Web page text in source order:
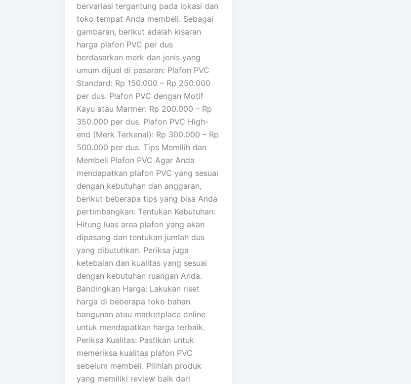
bervariasi tergantung pada lokasi dan
toko tempat Anda membeli. Sebagai
gambaran, berikut adalah kisaran
harga plafon PVC per dus
berdasarkan merk dan jenis yang
umum dijual di pasaran: Plafon PVC
Standard: Rp 150.000 – Rp 250.000
per dus. Plafon PVC dengan Motif
Kayu atau Marmer: Rp 200.000 – Rp
350.000 per dus. Plafon PVC High-
end (Merk Terkenal): Rp 300.000 – Rp
500.000 per dus. Tips Memilih dan
Membeli Plafon PVC Agar Anda
mendapatkan plafon PVC yang sesuai
dengan kebutuhan dan anggaran,
berikut beberapa tips yang bisa Anda
pertimbangkan: Tentukan Kebutuhan:
Hitung luas area plafon yang akan
dipasang dan tentukan jumlah dus
yang dibutuhkan. Periksa juga
ketebalan dan kualitas yang sesuai
dengan kebutuhan ruangan Anda.
Bandingkan Harga: Lakukan riset
harga di beberapa toko bahan
bangunan atau marketplace online
untuk mendapatkan harga terbaik.
Periksa Kualitas: Pastikan untuk
memeriksa kualitas plafon PVC
sebelum membeli. Pilihlah produk
yang memiliki review baik dari